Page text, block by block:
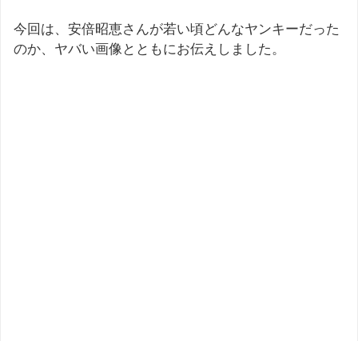
今回は、安倍昭恵さんが若い頃どんなヤンキーだった
のか、ヤバい画像とともにお伝えしました。